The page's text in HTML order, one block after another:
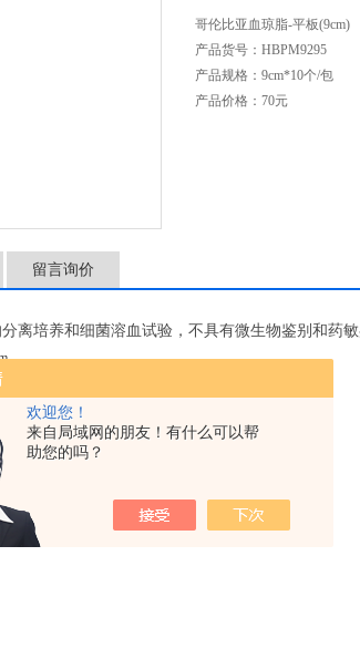
欢迎您！
来自局域网的朋友！有什么可以帮
助您的吗？
哥伦比亚血琼脂-平板(9cm)
产品货号：HBPM9295
产品规格：9cm*10个/包
产品价格：70元
留言询价
离培养和细菌溶血试验，不具有微生物鉴别和药敏
。
20150002号